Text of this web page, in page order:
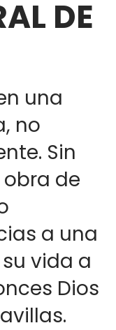
DE
una
no
Sin
de
a una
vida a
Dios